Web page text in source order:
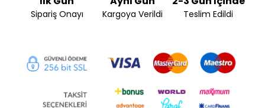
Sipariş Onayı Kargoya Verildi Teslim Edildi